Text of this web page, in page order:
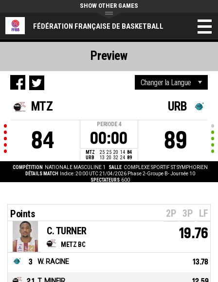
FÉDÉRATION FRANÇAISE DE BASKETBALL
SHOW OTHER GAMES
MTZ
84
PERIODE 4
00:00
MTZ 25 25 20 14 84
URB
13 20 32 24 89
URB
89
COMPÉTITION NATIONALE MASCULINE 1 SALLE COMPLEXE SPORTIF ST SYMPHORIEN
DÉTAILS MATCH
Indice: 20:00 UTC 21/04/2026 Phase 2-Groupe B- Journée 10
SPECTATEURS 600
Preview
Points 2P 3P LF
METZ BC
C. TURNER 19.76
3 W. RACINE 13.78